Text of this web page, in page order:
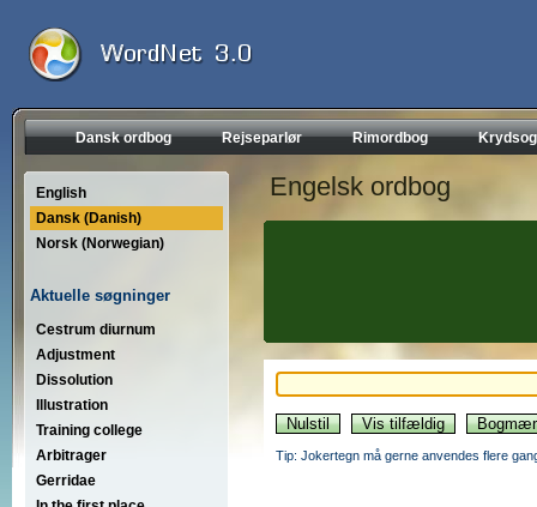
Dansk ordbog Rejseparlør Rimordbog
English
Dansk (Danish)
Norsk (Norwegian)
Aktuelle søgninger
Cestrum diurnum
Adjustment
Dissolution
Illustration
Training college
Arbitrager
Gerridae
Engelsk ordbog
Tip: Jokertegn må gerne anvendes flere